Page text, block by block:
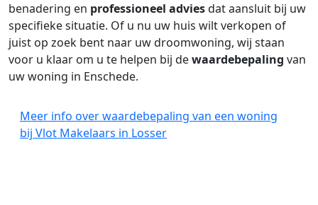
benadering en professioneel adviesdat aansluit bij uw
specifieke situatie. Of u nu uw huis wilt verkopen of
juist op zoek bent naar uw droomwoning, wij staan
voor u klaar om u te helpen bij dewaardebepaling van
uw woning in Enschede.
Meer info over waardebepaling van een woning
bij Vlot Makelaars in Losser